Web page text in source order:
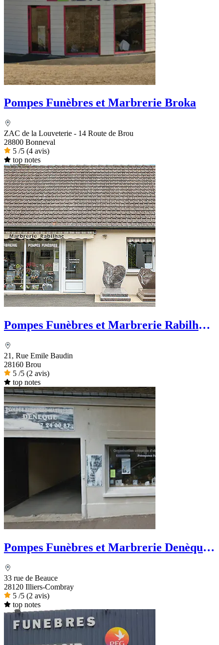
Pompes Funèbres et Marbrerie Broka
ZAC de la Louveterie - 14 Route de Brou
28800 Bonneval
5 /5 (4 avis)
top notes
Pompes Funèbres et Marbrerie Rabilhac
21, Rue Emile Baudin
28160 Brou
5 /5 (2 avis)
top notes
Pompes Funèbres et Marbrerie Denèque -
33 rue de Beauce
28120 Illiers-Combray
5 /5 (2 avis)
top notes